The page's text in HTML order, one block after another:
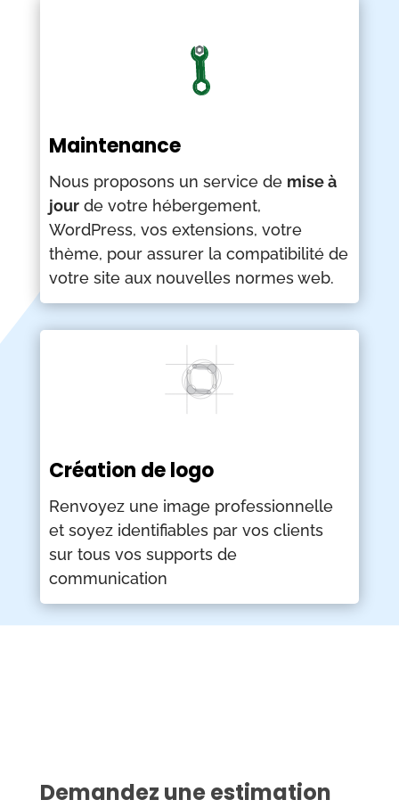
Maintenance
Nous proposons un service de mise à
jourde votre hébergement,
WordPress, vos extensions, votre
thème, pour assurer la compatibilité de
votre site aux nouvelles normes web.
Création de logo
Renvoyez une image professionnelle
et soyez identifiables par vos clients
sur tous vos supports de
communication
Demandez une estimation